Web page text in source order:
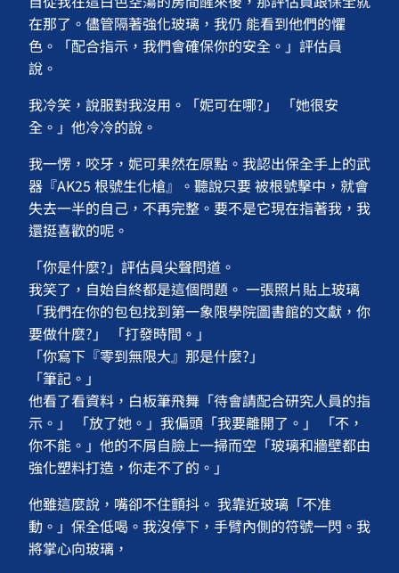
在那了。儘管隔著強化玻璃，我仍 能看到他們的懼
色。「配合指示，我們會確保你的安全。」評估員
說。
我冷笑，說服對我沒用。「妮可在哪?」 「她很安
全。」他冷冷的說。
我一愣，咬牙，妮可果然在原點。我認出保全手上的武
器『AK25 根號生化槍』。聽說只要 被根號擊中，就會
失去一半的自己，不再完整。要不是它現在指著我，我
還挺喜歡的呢。
「你是什麼?」評估員尖聲問道。
我笑了，自始自終都是這個問題。 一張照片貼上玻璃
「我們在你的包包找到第一象限學院圖書館的文獻，你
要做什麼?」 「打發時間。」
「你寫下『零到無限大』那是什麼?」
「筆記。」
他看了看資料，白板筆飛舞「待會請配合研究人員的指
示。」 「放了她。」我偏頭「我要離開了。」 「不，
你不能。」他的不屑自臉上一掃而空「玻璃和牆壁都由
強化塑料打造，你走不了的。」
他雖這麼說，嘴卻不住顫抖。 我靠近玻璃「不准
動。」保全低喝。我沒停下，手臂內側的符號一閃。我
將掌心向玻璃，